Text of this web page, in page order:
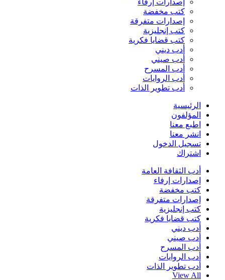
إصدارات إرفاء
كتب مخفضة
إصدارات متفرقة
كتب إنجليزية
كتب قضايا فكرية
أدب ديني
أدب صيني
أدب المسرح
أدب الروايات
أدب تطوير الذات
الرئيسية
المؤلفون
اطبع معنا
انشر معنا
تسجيل الدخول
اشتراك
أدب الثقافة العامة
إصدارات إرفاء
كتب مخفضة
إصدارات متفرقة
كتب إنجليزية
كتب قضايا فكرية
أدب ديني
أدب صيني
أدب المسرح
أدب الروايات
أدب تطوير الذات
View All